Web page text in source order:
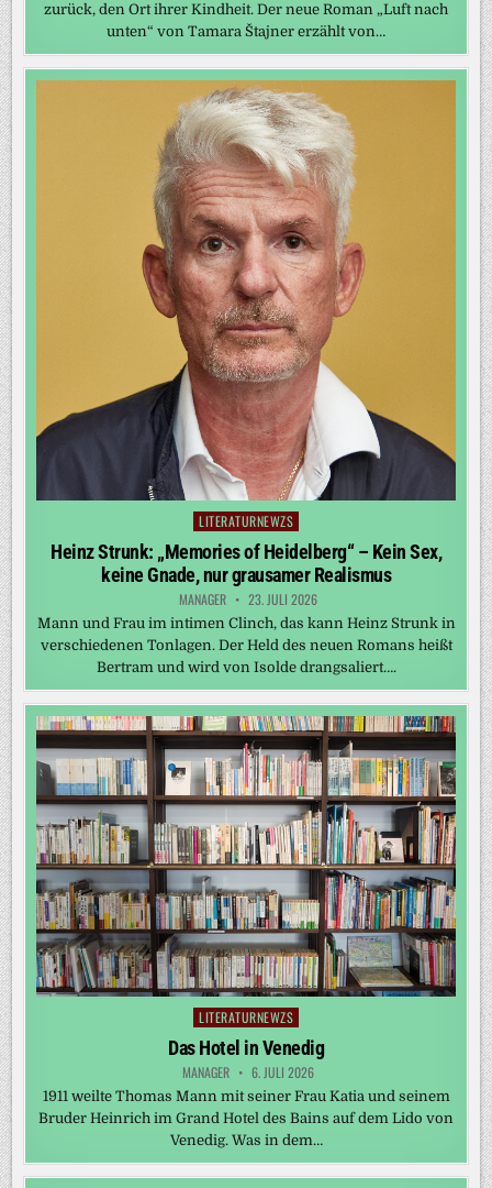
zurück, den Ort ihrer Kindheit. Der neue Roman „Luft nach
unten“ von Tamara Štajner erzählt von…
Posted
LITERATURNEWZS
Heinz Strunk: „Memories of Heidelberg“ – Kein Sex,
keine Gnade, nur grausamer Realismus
MANAGER 23. JULI 2026
Mann und Frau im intimen Clinch, das kann Heinz Strunk in
verschiedenen Tonlagen. Der Held des neuen Romans heißt
Bertram und wird von Isolde drangsaliert….
Posted
in
LITERATURNEWZS
Das Hotel in Venedig
MANAGER 6. JULI 2026
1911 weilte Thomas Mann mit seiner Frau Katia und seinem
Bruder Heinrich im Grand Hotel des Bains auf dem Lido von
Venedig. Was in dem…